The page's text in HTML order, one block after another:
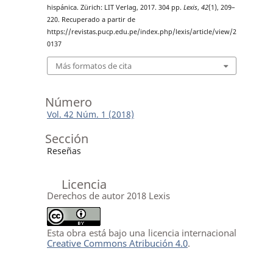
hispánica. Zürich: LIT Verlag, 2017. 304 pp. Lexis, 42(1), 209–
220. Recuperado a partir de
https://revistas.pucp.edu.pe/index.php/lexis/article/view/2
0137
Más formatos de cita
Número
Vol. 42 Núm. 1 (2018)
Sección
Reseñas
Licencia
Derechos de autor 2018 Lexis
Esta obra está bajo una licencia internacional
Creative Commons Atribución 4.0.